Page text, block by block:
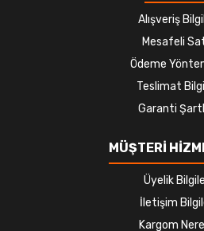
Alışveriş
Mesafeli
Ödeme
Teslimat
Garanti
MÜŞTERİ
Üyelik
İletişim
Kargom